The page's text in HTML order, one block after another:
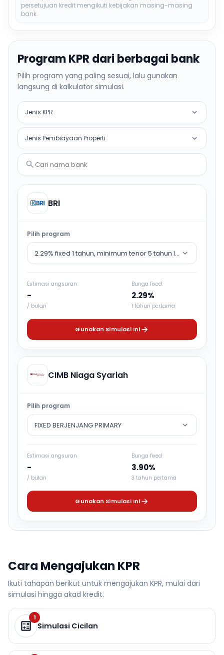
persetujuan kredit mengikuti kebijakan masing-masing
bank.
Program KPR dari berbagai bank
Pilih program yang paling sesuai, lalu gunakan
langsung di kalkulator simulasi.
Jenis KPR
Jenis Pembiayaan Properti
Cari nama bank
BRI
Pilih program
2.29% fixed 1 tahun, minimum tenor 5 tahun lalu counter
Estimasi angsuran
-
/ bulan
Bunga fixed
2.29%
1 tahun pertama
Gunakan Simulasi Ini
CIMB Niaga Syariah
Pilih program
FIXED BERJENJANG PRIMARY
Estimasi angsuran
-
/ bulan
Bunga fixed
3.90%
3 tahun pertama
Gunakan Simulasi Ini
Cara Mengajukan KPR
Ikuti tahapan berikut untuk mengajukan KPR, mulai dari
simulasi hingga akad kredit.
1
Simulasi Cicilan